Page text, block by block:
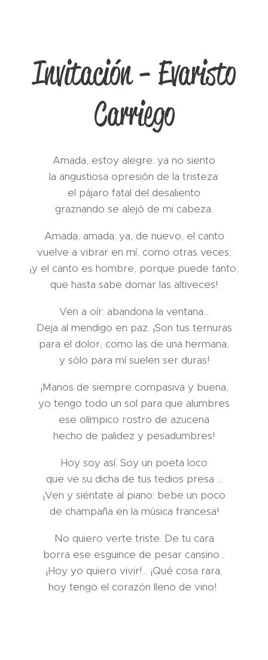
Invitación - Evaristo
Carriego
Amada, estoy alegre: ya no siento
la angustiosa opresión de la tristeza:
el pájaro fatal del desaliento
graznando se alejó de mi cabeza.
Amada, amada: ya, de nuevo, el canto
vuelve a vibrar en mí, como otras veces;
¡y el canto es hombre, porque puede tanto,
que hasta sabe domar las altiveces!
Ven a oír: abandona la ventana...
Deja al mendigo en paz. ¡Son tus ternuras
para el dolor, como las de una hermana,
y sólo para mí suelen ser duras!
¡Manos de siempre compasiva y buena,
yo tengo todo un sol para que alumbres
ese olímpico rostro de azucena
hecho de palidez y pesadumbres!
Hoy soy así. Soy un poeta loco
que ve su dicha de tus tedios presa ...
¡Ven y siéntate al piano: bebe un poco
de champaña en la música francesa!
No quiero verte triste. De tu cara
borra ese esguince de pesar cansino...
¡Hoy yo quiero vivir!... ¡Qué cosa rara,
hoy tengo el corazón lleno de vino!